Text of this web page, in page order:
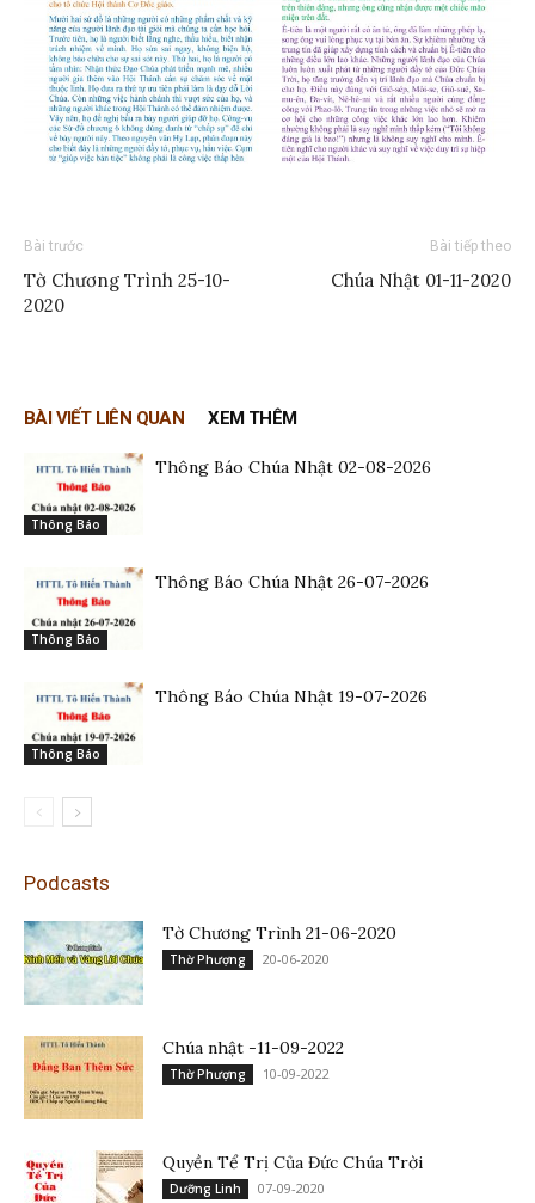
Bài trước
Tờ Chương Trình 25-10-
2020
Bài tiếp theo
Chúa Nhật 01-11-2020
BÀI VIẾT LIÊN QUAN XEM THÊM
Thông Báo
Thông Báo Chúa Nhật 02-08-2026
Thông Báo
Thông Báo Chúa Nhật 26-07-2026
Thông Báo
Thông Báo Chúa Nhật 19-07-2026
Podcasts
Tờ Chương Trình 21-06-2020
Thờ Phượng 20-06-2020
Chúa nhật -11-09-2022
Thờ Phượng 10-09-2022
Quyền Tể Trị Của Đức Chúa Trời
Dưỡng Linh 07-09-2020